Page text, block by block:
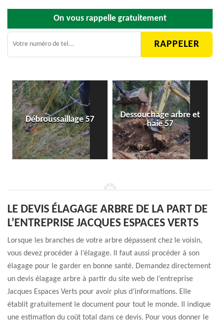
On vous rappelle gratuitement
Débroussaillage 57
Dessouchage arbre et
haie 57
LE DEVIS ÉLAGAGE ARBRE DE LA PART DE
L’ENTREPRISE JACQUES ESPACES VERTS
Lorsque les branches de votre arbre dépassent chez le voisin,
vous devez procéder à l’élagage. Il faut aussi procéder à son
élagage pour le garder en bonne santé. Demandez directement
un devis élagage arbre à partir du site web de l’entreprise
Jacques Espaces Verts pour avoir plus d’informations. Elle
établit gratuitement le document pour tout le monde. Il indique
une estimation du coût total dans ce devis. Pour vous donner le